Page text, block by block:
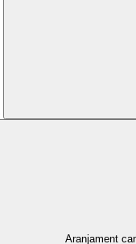
Aranjament